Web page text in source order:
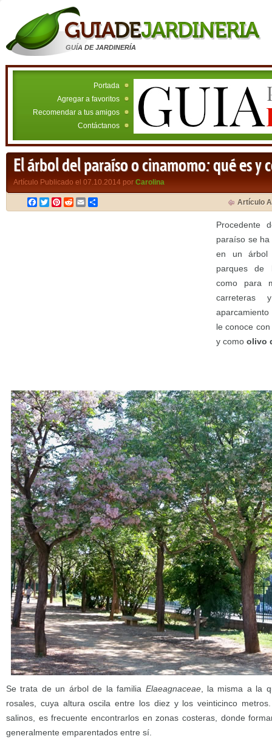
GUÍA DE JARDINERÍA
Portada
Agregar a favoritos
Recomendar a tus amigos
Contáctanos
El árbol del paraíso o cinamomo: qué es y
Artículo Publicado el 07.10.2014 por Carolina
Facebook
TwitterPinterest
RedditEmail Artículo
Procedente
paraíso se
en un árbol
parques de
como para
carreteras
le conoce
y como olivo
Se trata de un árbol de la familia Elaeagnaceae, la misma a la
rosales, cuya altura oscila entre los diez y los veinticinco
salinos, es frecuente encontrarlos en zonas costeras, donde
generalmente emparentados entre sí.